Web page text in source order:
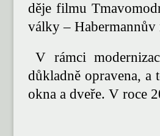
děje filmu
války – Habermannův
V rámci
důkladně opravena, a
okna a dveře. V roce